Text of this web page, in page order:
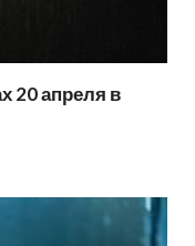
20 апреля в